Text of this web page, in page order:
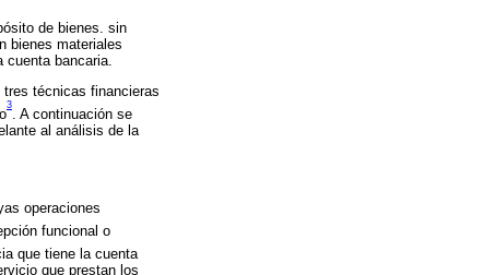
de bienes. sin
bienes materiales
bancaria.
técnicas financieras
3
. A continuación se
al análisis de la
operaciones
funcional o
que tiene la cuenta
que prestan los